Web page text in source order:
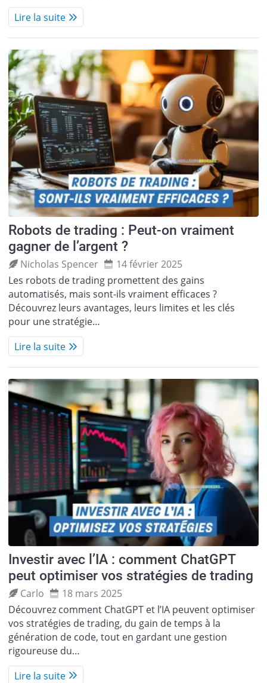
Lire la suite
Robots de trading : Peut-on vraiment
gagner de l’argent ?
Nicholas Spencer
14 février 2025
Les robots de trading promettent des gains
automatisés, mais sont-ils vraiment efficaces ?
Découvrez leurs avantages, leurs limites et les clés
pour une stratégie…
Lire la suite
Investir avec l’IA : comment ChatGPT
peut optimiser vos stratégies de trading
Carlo
18 mars 2025
Découvrez comment ChatGPT et l’IA peuvent optimiser
vos stratégies de trading, du gain de temps à la
génération de code, tout en gardant une gestion
rigoureuse du…
Lire la suite